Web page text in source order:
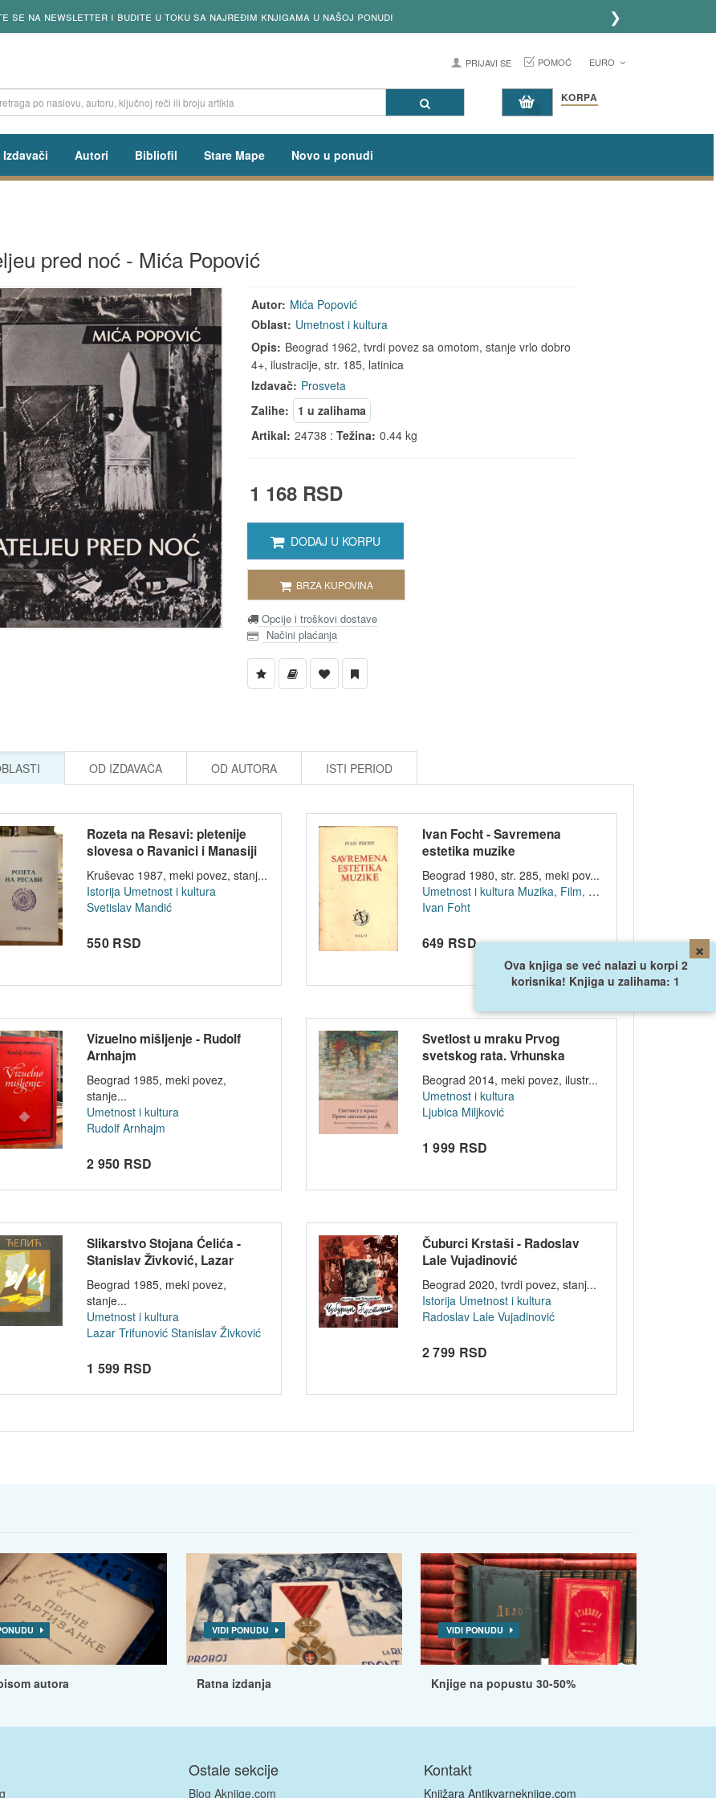
se na newsletter i budite u toku sa najređim knjigama u našoj ponudi ❯
PRIJAVI SE POMOĆ EURO
KORPA
Izdavači Autori Bibliofil Stare Mape Novo u ponudi
pred noć - Mića Popović
Autor: Mića Popović
Oblast: Umetnost i kultura
Opis: Beograd 1962, tvrdi povez sa omotom, stanje vrlo dobro
4+, ilustracije, str. 185, latinica
Izdavač: Prosveta
Zalihe:
1 u zalihama
Artikal: 24738 :Težina: 0.44 kg
1 168 RSD
DODAJ U KORPU
BRZA KUPOVINA
Opcije i troškovi dostave
Načini plaćanja
OD IZDAVAČA OD AUTORA ISTI PERIOD
Rozeta na Resavi: pletenije
slovesa o Ravanici i Manasiji
-...
Kruševac 1987, meki povez, stanj...
Istorija Umetnost i kultura
Svetislav Mandić
550 RSD
Ivan Focht - Savremena
estetika muzike
Beograd 1980, str. 285, meki pov...
Umetnost i kultura Muzika, Film, Pozoriste
Ivan Foht
649 RSD
Vizuelno mišljenje - Rudolf
Arnhajm
Beograd 1985, meki povez,
stanje...
Umetnost i kultura
Rudolf Arnhajm
2 950 RSD
Svetlost u mraku Prvog
svetskog rata. Vrhunska
ostvarenja pr...
Beograd 2014, meki povez, ilustr...
Umetnost i kultura
Ljubica Miljković
1 999 RSD
Slikarstvo Stojana Ćelića -
Stanislav Živković, Lazar
Trifun...
Beograd 1985, meki povez,
stanje...
Umetnost i kultura
Lazar Trifunović Stanislav Živković
1 599 RSD
Čuburci Krstaši - Radoslav
Lale Vujadinović
Beograd 2020, tvrdi povez, stanj...
Istorija Umetnost i kultura
Radoslav Lale Vujadinović
2 799 RSD
×
Ova knjiga se već nalazi u korpi 2
korisnika! Knjiga u zalihama: 1
autora
VIDI PONUDU
Ratna izdanja
VIDI PONUDU
Knjige na popustu 30-50%
Ostale sekcije
Blog Aknjige.com
Kontakt
Knjižara Antikvarneknjige.com